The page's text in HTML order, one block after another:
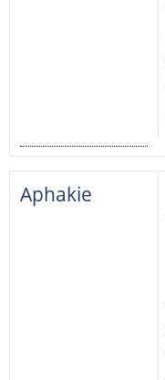
Aphakie